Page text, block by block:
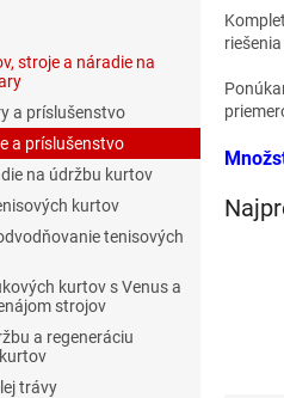
stroje a náradie na
a príslušenstvo
a príslušenstvo
na údržbu kurtov
kurtov
tenisových
kurtov s Venus a
strojov
a regeneráciu
trávy